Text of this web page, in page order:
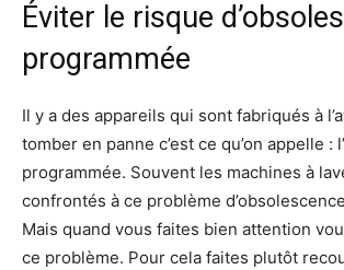
Éviter le risque
programmée
Il y a des appareils qui sont fabriqués à
tomber en panne c’est ce qu’on appelle :
programmée. Souvent les machines à
confrontés à ce problème
Mais quand vous faites bien attention
ce problème. Pour cela faites plutôt